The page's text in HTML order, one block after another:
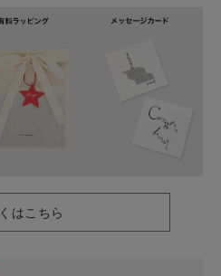
はこちら